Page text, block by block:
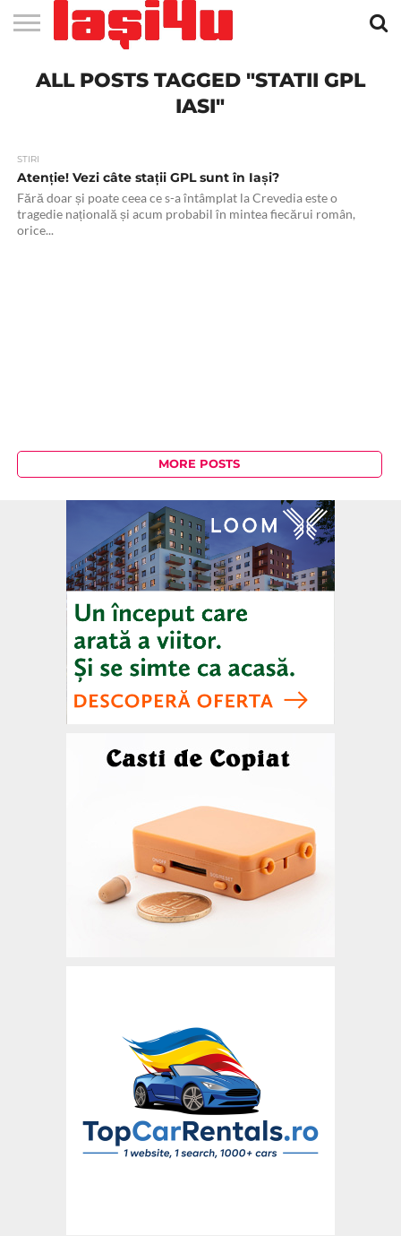
STIRI
APARTAMENTE
NOI IASI
STIRI
IASI
JOBS
IN
FILME
LA
CLUBURI /
DISCOTECI
BARURI /
CAFENELE
SALI DE
FORTA
SALOANE DE
INFRUMUSETARE
AGENTII
DE
RESTAURANTE
IN IASI
PIZZA
IN
PISCINA
IN IASI
FLORARII
RADIO
LIVE
SPALATORII
AUTO
TRACTARI
AUTO
TAXI
IN
CINEMA
TEATRU
HOTELURI
/
TEREN
SPORTIV
TEREN
TENIS
FARMACII
NON
COFFEE-
TO-GO
FIRME DE
PUBLICITATE
RENT
A
ALL POSTS TAGGED "STATII GPL
IASI"
STIRI
Atenție! Vezi câte stații GPL sunt în Iași?
Fără doar și poate ceea ce s-a întâmplat la Crevedia este o
tragedie națională și acum probabil în mintea fiecărui român,
orice...
MORE POSTS